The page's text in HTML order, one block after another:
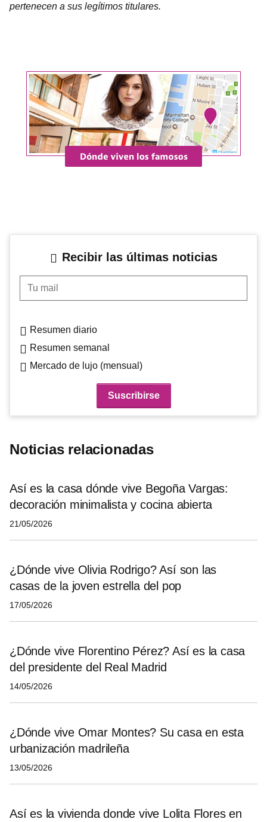
pertenecen a sus legítimos titulares.
Recibir las últimas noticias
Tu mail
Resumen diario
Resumen semanal
Mercado de lujo (mensual)
Noticias relacionadas
Así es la casa dónde vive Begoña Vargas:
decoración minimalista y cocina abierta
21/05/2026
¿Dónde vive Olivia Rodrigo? Así son las
casas de la joven estrella del pop
17/05/2026
¿Dónde vive Florentino Pérez? Así es la casa
del presidente del Real Madrid
14/05/2026
¿Dónde vive Omar Montes? Su casa en esta
urbanización madrileña
13/05/2026
Así es la vivienda donde vive Lolita Flores en